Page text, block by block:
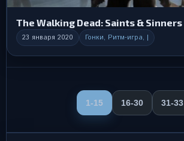
The Walking Dead: Saints & Sinners
23 января 2020 Гонки, Ритм-игра, |
1-15 16-30 31-33